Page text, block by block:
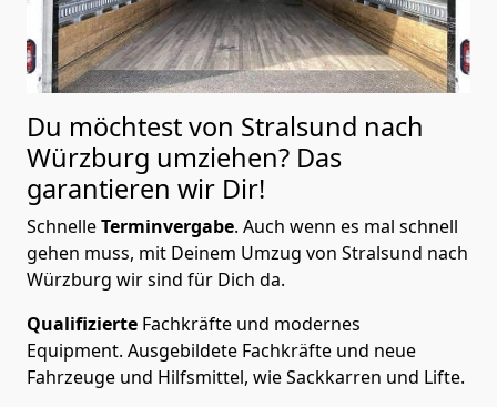
Du möchtest von Stralsund nach
Würzburg umziehen? Das
garantieren wir Dir!
SchnelleTerminvergabe. Auch wenn es mal schnell
gehen muss, mit Deinem Umzug von Stralsund nach
Würzburg wir sind für Dich da.
Qualifizierte Fachkräfte und modernes
Equipment. Ausgebildete Fachkräfte und neue
Fahrzeuge und Hilfsmittel, wie Sackkarren und Lifte.